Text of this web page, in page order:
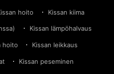
hoito Kissan kiima
Kissan lämpöhalvaus
hoito Kissan leikkaus
Kissan peseminen